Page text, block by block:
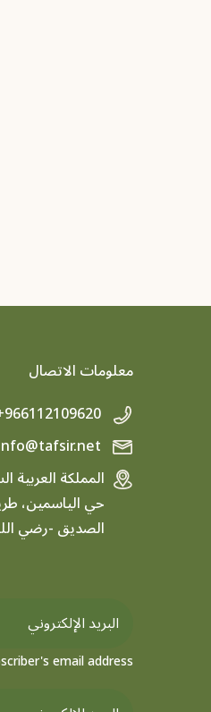
معلومات الاتصال
المملكة العربية
حي الياسمين،
الصديق -رضي
email address.